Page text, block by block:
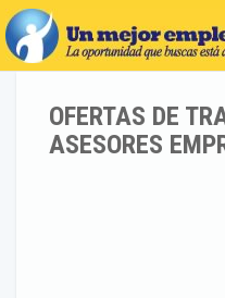
OFERTAS DE
ASESORES